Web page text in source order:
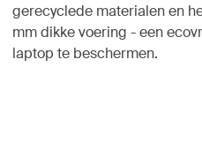
gerecyclede materialen en
mm dikke voering - een
laptop te beschermen.